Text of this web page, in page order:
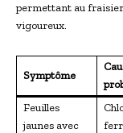
permettant au
vigoureux.
Symptôme
Feuilles
jaunes avec